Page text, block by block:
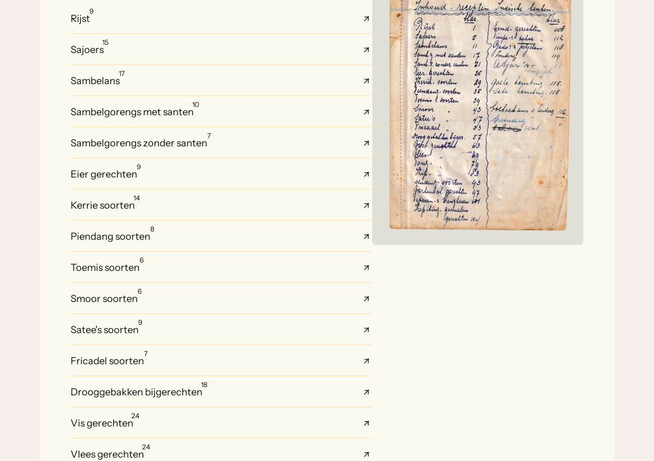
Rijst
9
Sajoers
15
Sambelans
17
Sambelgorengs met santen
10
Sambelgorengs zonder santen
7
Eier gerechten
9
Kerrie soorten
14
Piendang soorten
8
Toemis soorten
6
Smoor soorten
6
Satee's soorten
9
Fricadel soorten
7
Drooggebakken bijgerechten
18
Vis gerechten
24
Vlees gerechten
24